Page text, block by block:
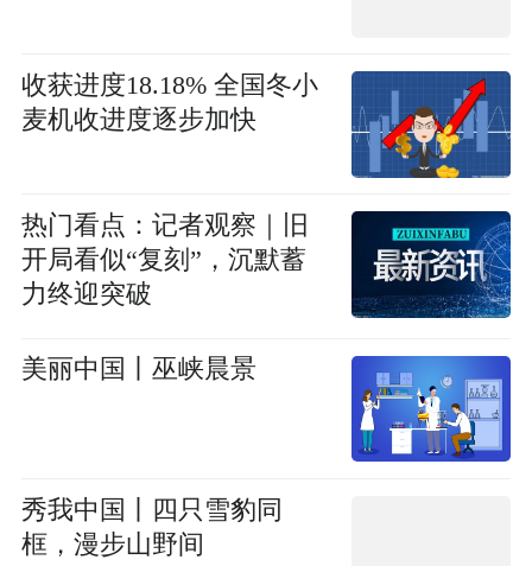
收获进度18.18% 全国冬小
麦机收进度逐步加快
热门看点：记者观察｜旧
开局看似“复刻”，沉默蓄
力终迎突破
美丽中国丨巫峡晨景
秀我中国丨四只雪豹同
框，漫步山野间